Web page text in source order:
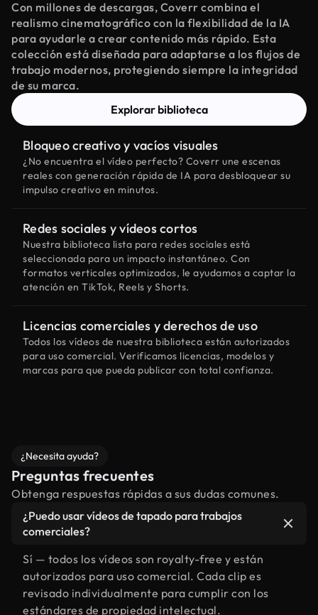
Con millones de descargas, Coverr combina el
realismo cinematográfico con la flexibilidad de la IA
para ayudarle a crear contenido más rápido. Esta
colección está diseñada para adaptarse a los flujos de
trabajo modernos, protegiendo siempre la integridad
de su marca.
Explorar biblioteca
Bloqueo creativo y vacíos visuales
¿No encuentra el vídeo perfecto? Coverr une escenas
reales con generación rápida de IA para desbloquear su
impulso creativo en minutos.
Redes sociales y vídeos cortos
Nuestra biblioteca lista para redes sociales está
seleccionada para un impacto instantáneo. Con
formatos verticales optimizados, le ayudamos a captar la
atención en TikTok, Reels y Shorts.
Licencias comerciales y derechos de uso
Todos los vídeos de nuestra biblioteca están autorizados
para uso comercial. Verificamos licencias, modelos y
marcas para que pueda publicar con total confianza.
¿Necesita ayuda?
Preguntas frecuentes
Obtenga respuestas rápidas a sus dudas comunes.
¿Puedo usar vídeos de tapado para trabajos
comerciales?
Sí — todos los vídeos son royalty-free y están
autorizados para uso comercial. Cada clip es
revisado individualmente para cumplir con los
estándares de propiedad intelectual.